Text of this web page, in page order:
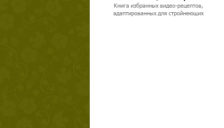
Книга избранных видео-рецептов,
адаптированных для стройнеющих